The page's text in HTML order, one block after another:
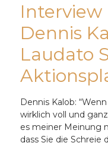
Dennis
Laudato
Dennis Kalob:
wirklich voll und
es meiner Meinung
dass Sie die Schreie